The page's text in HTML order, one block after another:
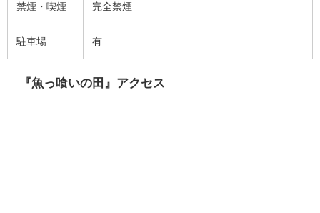
禁煙・喫煙 完全禁煙
駐車場 有
『魚っ喰いの田』アクセス